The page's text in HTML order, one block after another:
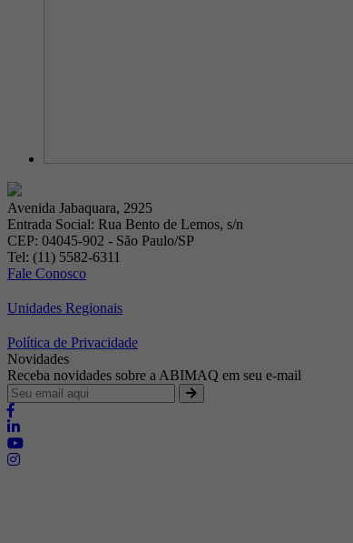
Avenida Jabaquara, 2925
Entrada Social: Rua Bento de Lemos, s/n
CEP: 04045-902 - São Paulo/SP
Tel: (11) 5582-6311
Fale Conosco
Unidades Regionais
Política de Privacidade
Novidades
Receba novidades sobre a ABIMAQ em seu e-mail